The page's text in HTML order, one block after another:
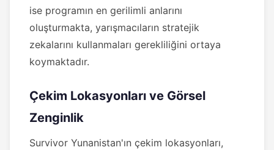
ise programın en gerilimli anlarını
oluşturmakta, yarışmacıların stratejik
zekalarını kullanmaları gerekliliğini ortaya
koymaktadır.
Çekim Lokasyonları ve Görsel
Zenginlik
Survivor Yunanistan'ın çekim lokasyonları,